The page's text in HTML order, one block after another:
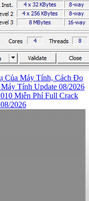
Của Máy Tính, Cách Đo
Tính Update 08/2026
Miễn Phí Full Crack
2026